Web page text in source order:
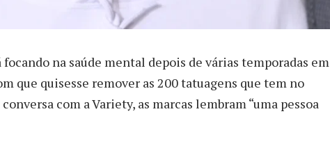
na saúde mental depois de várias temporadas em
que quisesse remover as 200 tatuagens que tem no
com a Variety, as marcas lembram “uma pessoa